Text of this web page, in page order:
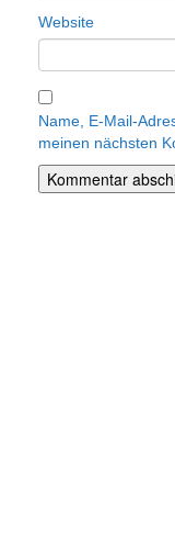
Website
Name, E-Mail-
meinen nächsten